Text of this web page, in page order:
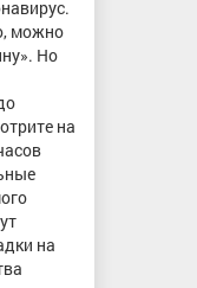
можно
Но
на
на